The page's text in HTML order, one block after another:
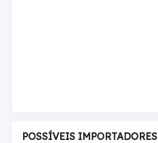
POSSÍVEIS IMPORTADORES